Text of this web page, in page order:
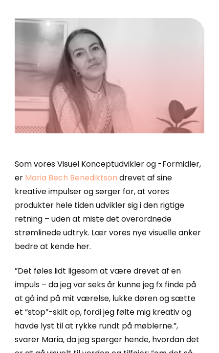
webCRM
LeadDesk
SuperOffice
Monday
Zoho CRM
Datakilder
Som voresVisuel Konceptudvikler og -Formidler,
er Maria Bech Benediktson drevet af sine
kreative impulser og sørger for, at vores
produkter hele tiden udvikler sig i den rigtige
retning – uden at miste det overordnede
strømlinede udtryk. Lær vores nye visuelle anker
bedre at kende her.
”Det føles lidt ligesom at være drevet af en
impuls – da jeg var seks år kunne jeg fx finde på
at gå ind på mit værelse, lukke døren og sætte
et ”stop”-skilt op, fordi jeg følte mig kreativ og
havde lyst til at rykke rundt på møblerne.”,
svarer Maria, da jeg spørger hende, hvordan det